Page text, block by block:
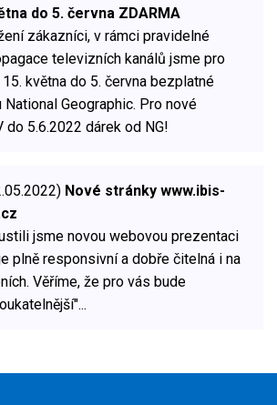
do 5. června ZDARMA
zákazníci, v rámci pravidelné
televizních kanálů jsme pro
května do 5. června bezplatné
National Geographic. Pro nové
do 5.6.2022 dárek od NG!
Nové stránky www.ibis-
jsme novou webovou prezentaci
plně responsivní a dobře čitelná i na
Věříme, že pro vás bude